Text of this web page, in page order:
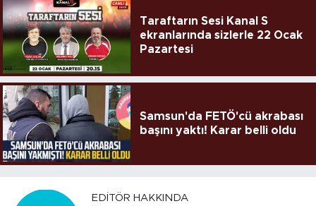
Taraftarın Sesi Kanal S
ekranlarında sizlerle 22 Ocak
Pazartesi
Samsun'da FETÖ'cü akrabası
başını yaktı! Karar belli oldu
EDITÖR HAKKINDA